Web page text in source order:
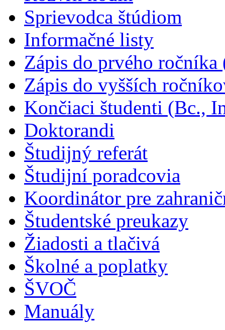
Sprievodca štúdiom
Informačné listy
Zápis do prvého
Zápis do vyšších
Končiaci študenti (Bc.,
Doktorandi
Študijný referát
Študijní poradcovia
Koordinátor pre
Študentské preukazy
Žiadosti a tlačivá
Školné a poplatky
ŠVOČ
Manuály